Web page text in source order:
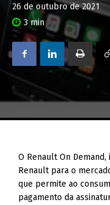
26 de outubro de 2021
3min
O Renault On
Renault para o
que permite ao
pagamento da